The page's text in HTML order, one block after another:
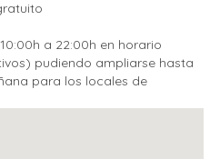
a 22:00h en horario
pudiendo ampliarse hasta
para los locales de